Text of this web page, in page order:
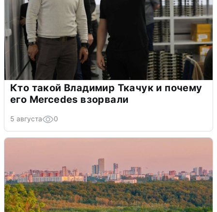
Кто такой Владимир Ткачук и почему
его Mercedes взорвали
5 августа 0